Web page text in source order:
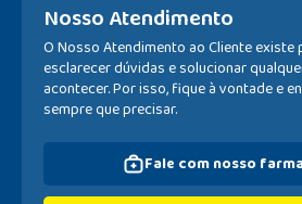
Nosso Atendimento
O Nosso Atendimento ao Cliente existe
esclarecer dúvidas e solucionar
acontecer. Por isso, fique à vontade e
sempre que precisar.
Fale com nosso